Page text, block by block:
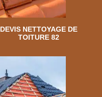
DEVIS NETTOYAGE DE
TOITURE 82